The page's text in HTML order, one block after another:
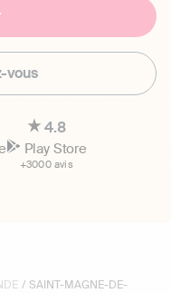
vous
4.8
Play Store
+3000 avis
/ SAINT-MAGNE-DE-